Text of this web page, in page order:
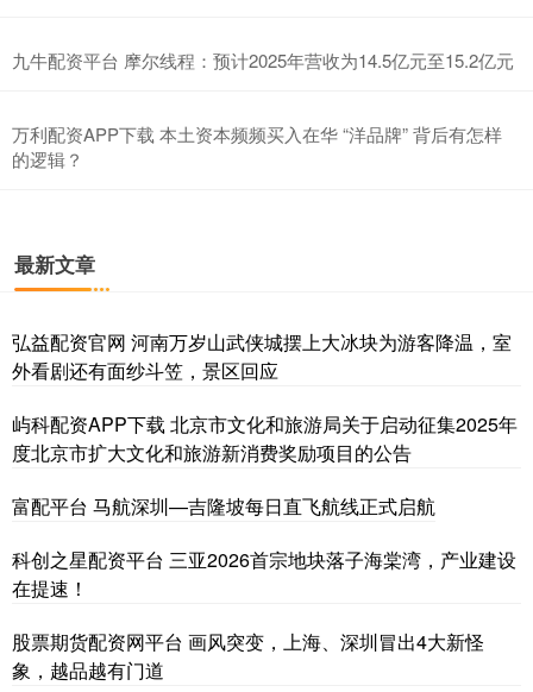
九牛配资平台 摩尔线程：预计2025年营收为14.5亿元至15.2亿元
万利配资APP下载 本土资本频频买入在华 “洋品牌” 背后有怎样
的逻辑？
最新文章
弘益配资官网 河南万岁山武侠城摆上大冰块为游客降温，室
外看剧还有面纱斗笠，景区回应
屿科配资APP下载 北京市文化和旅游局关于启动征集2025年
度北京市扩大文化和旅游新消费奖励项目的公告
富配平台 马航深圳—吉隆坡每日直飞航线正式启航
科创之星配资平台 三亚2026首宗地块落子海棠湾，产业建设
在提速！
股票期货配资网平台 画风突变，上海、深圳冒出4大新怪
象，越品越有门道